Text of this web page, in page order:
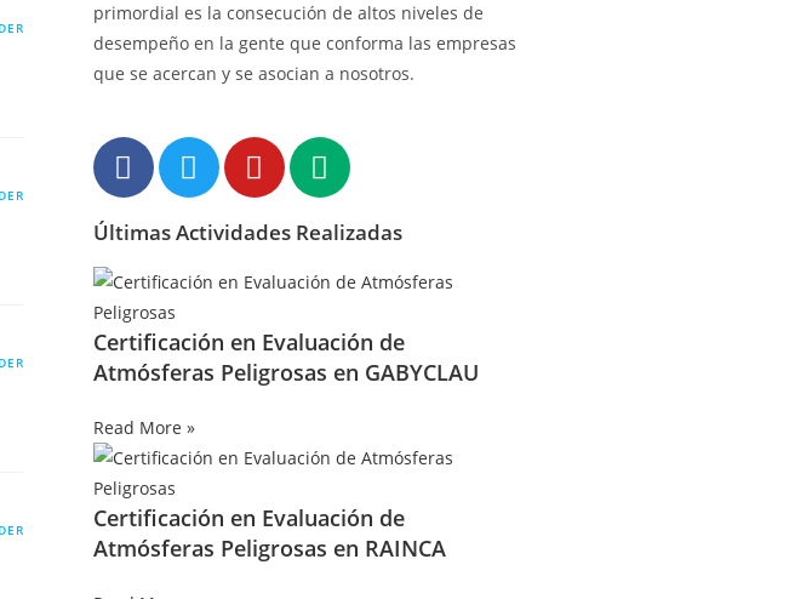
primordial es la consecución de altos niveles de
desempeño en la gente que conforma las empresas
que se acercan y se asocian a nosotros.
Últimas Actividades Realizadas
Certificación en Evaluación de
Atmósferas Peligrosas en GABYCLAU
Read More »
Certificación en Evaluación de
Atmósferas Peligrosas en RAINCA